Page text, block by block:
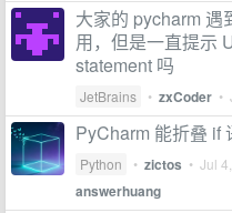
大家的 pycharm
用，但是一直提示
statement 吗
JetBrains • zxCoder •
PyCharm 能折叠 if
Python • zictos • Jul
answerhuang